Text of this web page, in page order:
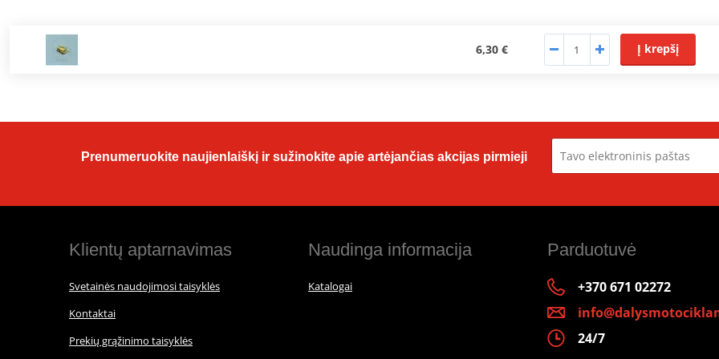
6,30 € Į krepšį
Prenumeruokite naujienlaiškį ir sužinokite apie artėjančias akcijas pirmieji
Klientų aptarnavimas
Svetainės naudojimosi taisyklės
Kontaktai
Prekių grąžinimo taisyklės
Naudinga informacija
Katalogai
Parduotuvė
+370 671 02272
24/7